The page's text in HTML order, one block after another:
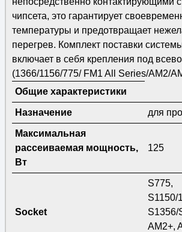
чипсета, это гарантирует
температуры и предотвращает
перегрев. Комплект поставки
включает в себя крепления под
(1366/1156/775/ FM1 All Series/AM2/
Общие характеристики
Назначение для
Максимальная
рассеиваемая мощность,
Вт
125
Socket
S775,
S1150/
S1356/
AM2+,